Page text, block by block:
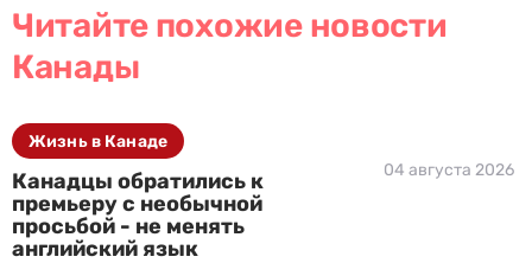
Читайте похожие новости
Канады
Канадцы обратились к
премьеру с необычной
просьбой - не менять
английский язык
04 августа 2026
Жизнь в Канаде